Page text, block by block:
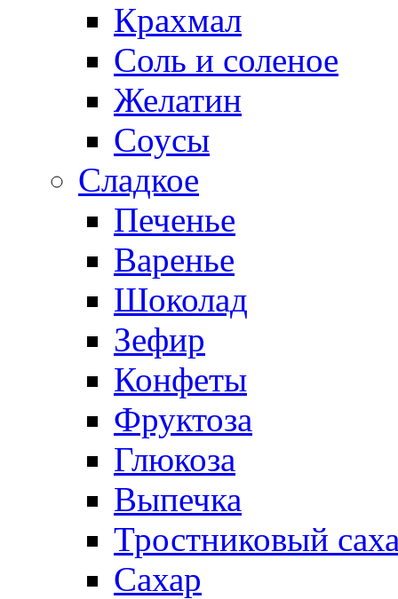
Крахмал
Соль и соленое
Желатин
Соусы
Сладкое
Печенье
Варенье
Шоколад
Зефир
Конфеты
Фруктоза
Глюкоза
Выпечка
Тростниковый
Сахар